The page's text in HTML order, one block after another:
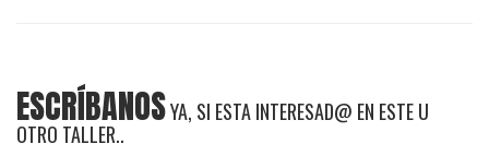
ESCRÍBANOSYA, SI ESTA INTERESAD@ EN ESTE U
OTRO TALLER..